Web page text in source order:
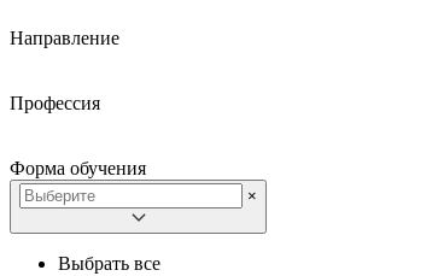
Направление
Профессия
Форма обучения
×
Выбрать все